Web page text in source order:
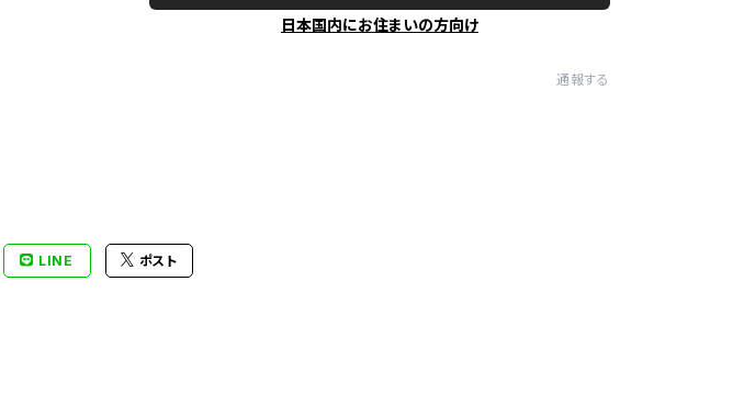
日本国内にお住まいの方向け
通報する
LINE ポスト